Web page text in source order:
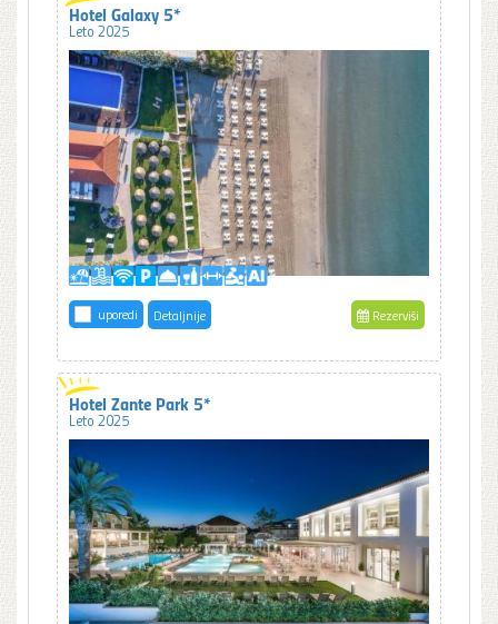
Hotel Galaxy 5*
Leto 2025
uporedi Detaljnije Rezerviši
Hotel Zante Park 5*
Leto 2025